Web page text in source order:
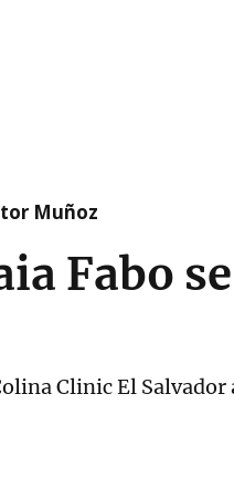
Muñoz
Fabo
Clinic El